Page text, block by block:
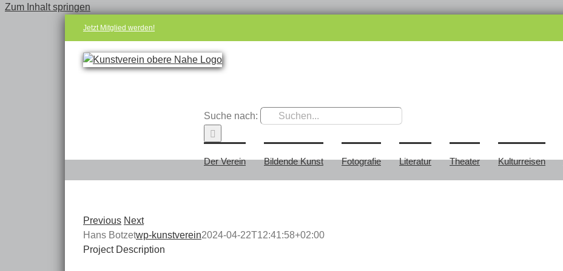
Zum Inhalt springen
Jetzt Mitglied werden!
Suche nach:
Der Verein Bildende Kunst Fotografie Literatur Theater Kulturreisen
Previous Next
Hans Botzetwp-kunstverein2024-04-22T12:41:58+02:00
Project Description